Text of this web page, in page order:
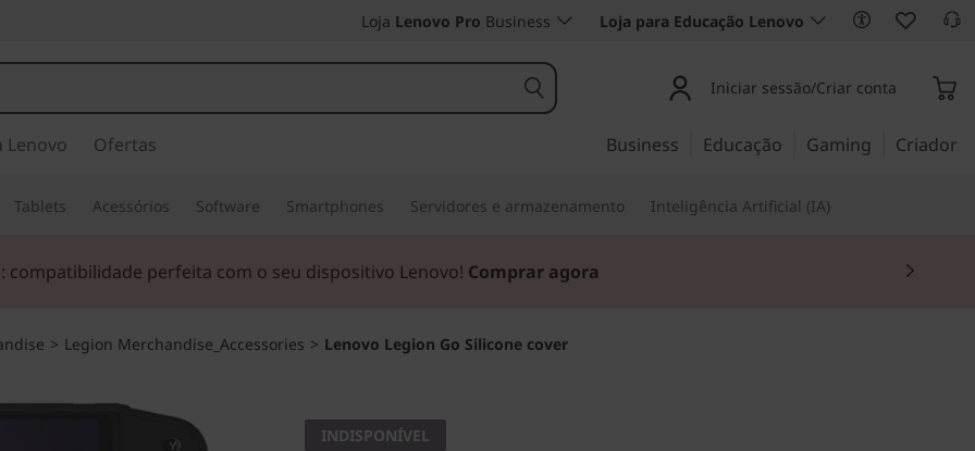
Loja Lenovo Pro Business Loja para Educação Lenovo
Iniciar sessão/Criar conta
Lenovo Ofertas Business Educação Gaming Criador
Tablets Acessórios Software Smartphones Servidores e armazenamento Inteligência Artificial (IA)
compatibilidade perfeita com o seu dispositivo Lenovo! Comprar agora
> Legion Merchandise_Accessories > Lenovo Legion Go Silicone cover
INDISPONÍVEL